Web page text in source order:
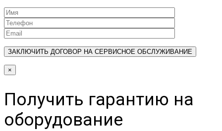
×
Получить гарантию на
оборудование